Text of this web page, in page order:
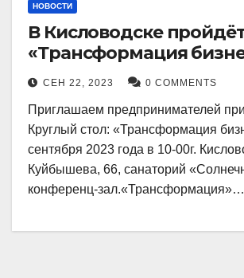
НОВОСТИ
В Кисловодске
«Трансформация
СЕН 22, 2023 0 COMMENTS
Приглашаем предпринимателей
Круглый стол: «Трансформация
сентября 2023 года в 10-00г.
Куйбышева, 66, санаторий
конференц-зал.«Трансформация»…